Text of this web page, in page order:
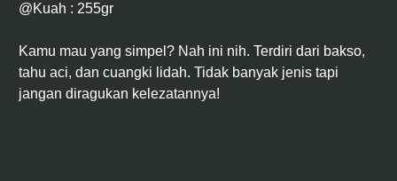
@Kuah : 255gr
Kamu mau yang simpel? Nah ini nih. Terdiri dari bakso,
tahu aci, dan cuangki lidah. Tidak banyak jenis tapi
jangan diragukan kelezatannya!